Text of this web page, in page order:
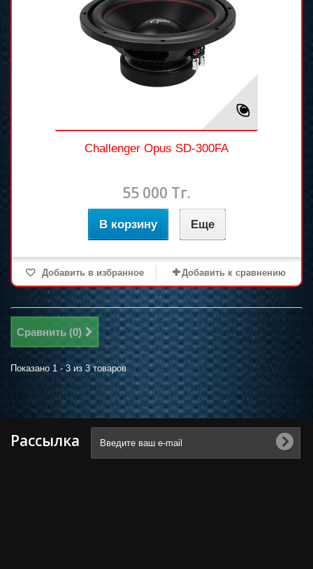
Challenger Opus SD-300FA
55 000 Тг.
В корзину Еще
Добавить в избранное Добавить к сравнению
Сравнить (0)
Показано 1 - 3 из 3 товаров
Рассылка